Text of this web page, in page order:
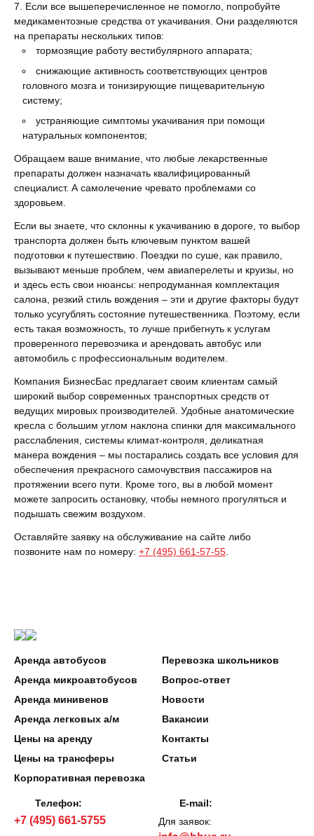
Если все вышеперечисленное не помогло, попробуйте
медикаментозные средства от укачивания. Они разделяются
на препараты нескольких типов:
тормозящие работу вестибулярного аппарата;
снижающие активность соответствующих центров
головного мозга и тонизирующие пищеварительную
систему;
устраняющие симптомы укачивания при помощи
натуральных компонентов;
Обращаем ваше внимание, что любые лекарственные
препараты должен назначать квалифицированный
специалист. А самолечение чревато проблемами со
здоровьем.
Если вы знаете, что склонны к укачиванию в дороге, то выбор
транспорта должен быть ключевым пунктом вашей
подготовки к путешествию. Поездки по суше, как правило,
вызывают меньше проблем, чем авиаперелеты и круизы, но
и здесь есть свои нюансы: непродуманная комплектация
салона, резкий стиль вождения – эти и другие факторы будут
только усугублять состояние путешественника. Поэтому, если
есть такая возможность, то лучше прибегнуть к услугам
проверенного перевозчика и арендовать автобус или
автомобиль с профессиональным водителем.
Компания БизнесБас предлагает своим клиентам самый
широкий выбор современных транспортных средств от
ведущих мировых производителей. Удобные анатомические
кресла с большим углом наклона спинки для максимального
расслабления, системы климат-контроля, деликатная
манера вождения – мы постарались создать все условия для
обеспечения прекрасного самочувствия пассажиров на
протяжении всего пути. Кроме того, вы в любой момент
можете запросить остановку, чтобы немного прогуляться и
подышать свежим воздухом.
Оставляйте заявку на обслуживание на сайте либо
позвоните нам по номеру: +7 (495) 661-57-55
Аренда автобусов
Аренда микроавтобусов
Аренда минивенов
Аренда легковых а/м
Цены на аренду
Цены на трансферы
Корпоративная перевозка
Перевозка школьников
Вопрос-ответ
Новости
Вакансии
Контакты
Статьи
Телефон:
+7 (495) 661-5755
E-mail:
Для заявок: